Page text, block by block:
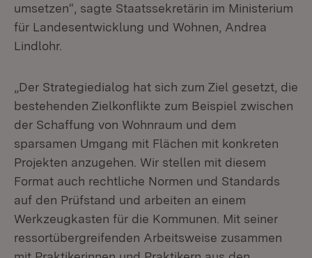
umsetzen“, sagte Staatssekretärin im Ministerium
für Landesentwicklung und Wohnen, Andrea
Lindlohr.
„Der Strategiedialog hat sich zum Ziel gesetzt, die
bestehenden Zielkonflikte zum Beispiel zwischen
der Schaffung von Wohnraum und dem
sparsamen Umgang mit Flächen mit konkreten
Projekten anzugehen. Wir stellen mit diesem
Format auch rechtliche Normen und Standards
auf den Prüfstand und arbeiten an einem
Werkzeugkasten für die Kommunen. Mit seiner
ressortübergreifenden Arbeitsweise zusammen